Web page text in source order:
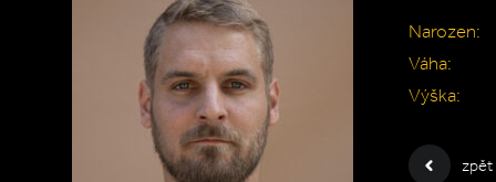
Narozen:
Váha:
Výška:
zpět